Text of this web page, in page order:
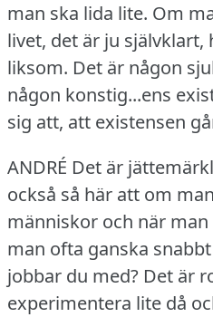
man ska lida lite. Om
livet, det är ju självklart,
liksom. Det är någon
någon konstig...ens
sig att, att existensen
ANDRÉ Det är
också så här att om
människor och när
man ofta ganska
jobbar du med? Det är
experimentera lite då